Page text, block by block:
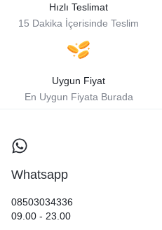
Hızlı Teslimat
15 Dakika İçerisinde Teslim
Uygun Fiyat
En Uygun Fiyata Burada
Whatsapp
08503034336
09.00 - 23.00